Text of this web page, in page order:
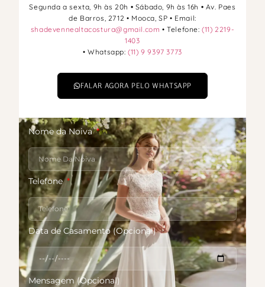
Segunda a sexta, 9h às 20h • Sábado, 9h às 16h • Av. Paes
de Barros, 2712 • Mooca, SP • Email:
shadevennealtacostura@gmail.com • Telefone:(11) 2219-
1403
• Whatsapp:(11) 9 9397 3773
FALAR AGORA PELO WHATSAPP
Nome da Noiva
Telefone
Data de Casamento (Opcional)
Mensagem (Opcional)